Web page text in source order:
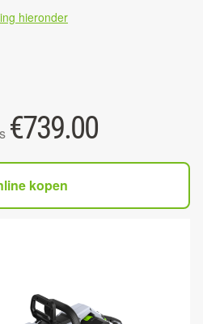
hieronder
€739.00
kopen